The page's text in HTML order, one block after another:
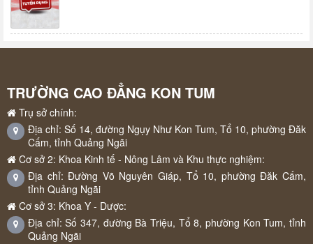
TRƯỜNG CAO ĐẲNG KON TUM
Trụ sở chính:
Địa chỉ: Số 14, đường Ngụy Như Kon Tum, Tổ 10, phường Đăk
Cấm, tỉnh Quảng Ngãi
Cơ sở 2: Khoa Kinh tế - Nông Lâm và Khu thực nghiệm:
Địa chỉ: Đường Võ Nguyên Giáp, Tổ 10, phường Đăk Cấm,
tỉnh Quảng Ngãi
Cơ sở 3: Khoa Y - Dược:
Địa chỉ: Số 347, đường Bà Triệu, Tổ 8, phường Kon Tum, tỉnh
Quảng Ngãi